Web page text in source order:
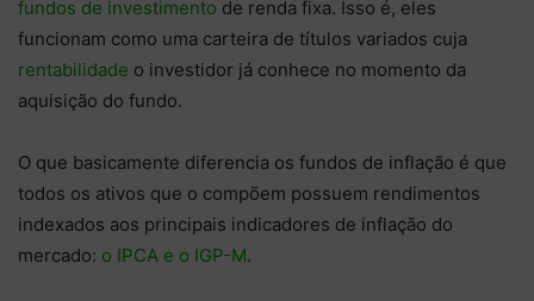
fundos de investimento de renda fixa. Isso é, eles
funcionam como uma carteira de títulos variados cuja
rentabilidade o investidor já conhece no momento da
aquisição do fundo.
O que basicamente diferencia os fundos de inflação é que
todos os ativos que o compõem possuem rendimentos
indexados aos principais indicadores de inflação do
mercado: o IPCA e o IGP-M.